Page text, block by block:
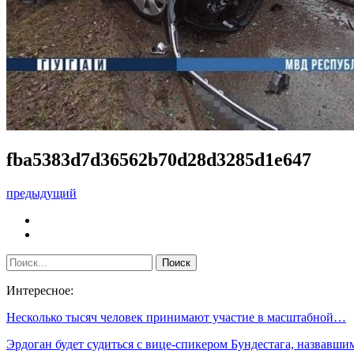
fba5383d7d36562b70d28d3285d1e647
предыдущий
Интересное:
Несколько тысяч человек принимают участие в масштабной…
Эрдоган будет судиться с вице-спикером Бундестага,